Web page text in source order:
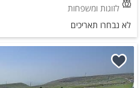
לזוגות ומשפחות
לא נבחרו תאריכים